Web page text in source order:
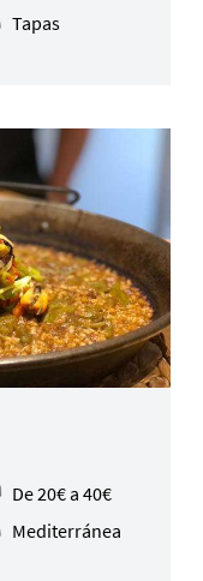
Tapas
De 20€ a 40€
Mediterránea